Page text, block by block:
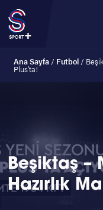
Ana Sayfa/ Futbol/
Plus’ta!
Beşiktaş –
Hazırlık